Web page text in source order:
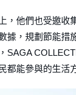
，他們也受邀收
據，規劃節能措
SAGA
都能參與的生活